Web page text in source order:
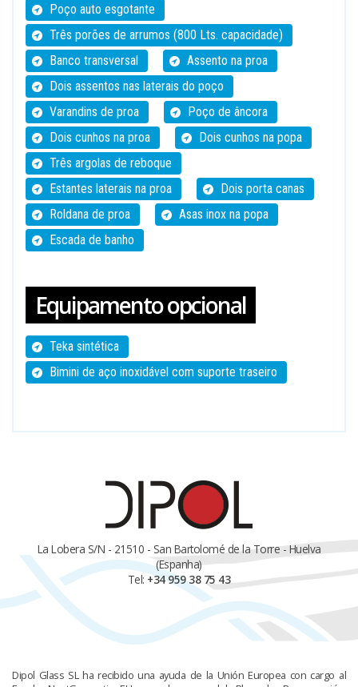
Poço auto esgotante
Três porões de arrumos (800 Lts. capacidade)
Banco transversal
Assento na proa
Dois assentos nas laterais do poço
Varandins de proa
Poço de âncora
Dois cunhos na proa
Dois cunhos na popa
Três argolas de reboque
Estantes laterais na proa
Dois porta canas
Roldana de proa
Asas inox na popa
Escada de banho
Equipamento opcional
Teka sintética
Bimini de aço inoxidável com suporte traseiro
La Lobera S/N - 21510 - San Bartolomé de la Torre - Huelva
(Espanha)
Tel: +34 959 38 75 43
Dipol Glass SL ha recibido una ayuda de la Unión Europea con cargo al